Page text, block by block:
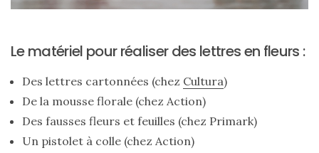
Le matériel pour réaliser des lettres en fleurs :
Des lettres cartonnées (chez Cultura)
De la mousse florale (chez Action)
Des fausses fleurs et feuilles (chez Primark)
Un pistolet à colle (chez Action)